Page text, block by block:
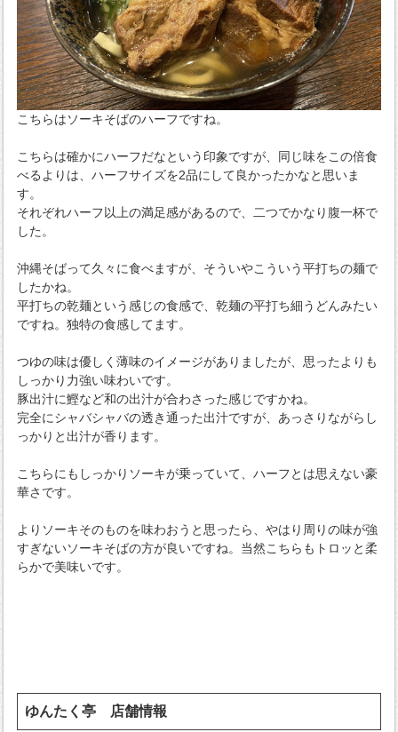
こちらはソーキそばのハーフですね。
こちらは確かにハーフだなという印象ですが、同じ味をこの倍食
べるよりは、ハーフサイズを2品にして良かったかなと思いま
す。
それぞれハーフ以上の満足感があるので、二つでかなり腹一杯で
した。
沖縄そばって久々に食べますが、そういやこういう平打ちの麺で
したかね。
平打ちの乾麺という感じの食感で、乾麺の平打ち細うどんみたい
ですね。独特の食感してます。
つゆの味は優しく薄味のイメージがありましたが、思ったよりも
しっかり力強い味わいです。
豚出汁に鰹など和の出汁が合わさった感じですかね。
完全にシャバシャバの透き通った出汁ですが、あっさりながらし
っかりと出汁が香ります。
こちらにもしっかりソーキが乗っていて、ハーフとは思えない豪
華さです。
よりソーキそのものを味わおうと思ったら、やはり周りの味が強
すぎないソーキそばの方が良いですね。当然こちらもトロッと柔
らかで美味いです。
ゆんたく亭 店舗情報